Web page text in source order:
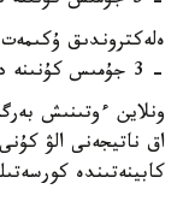
ەلەكتروندىق
- 3 جۇمىس كۇنىنە دەيىن.
ونلاين ءوتىنىش
اق ناتيجەنى الۋ
كابينەتىندە